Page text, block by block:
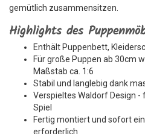
gemütlich zusammensitzen.
Highlights des
Enthält Puppenbett,
Für große Puppen ab 30cm
Maßstab ca. 1:6
Stabil und langlebig dank
Verspieltes Waldorf Design
Spiel
Fertig montiert und sofort
erforderlich